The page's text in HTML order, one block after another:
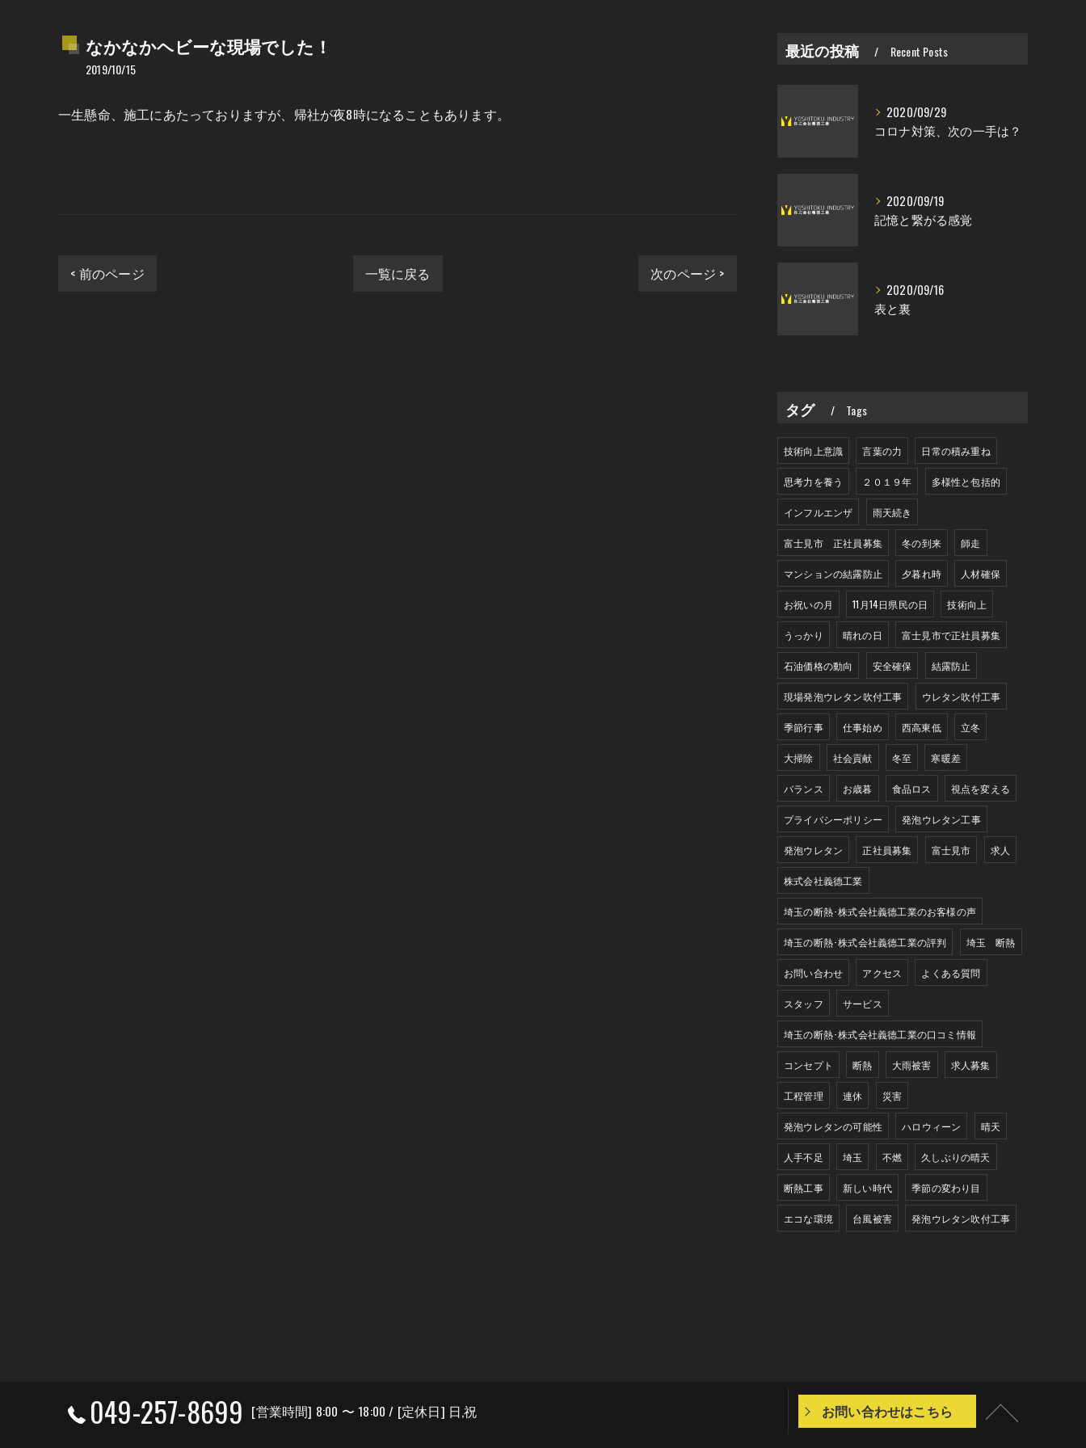
なかなかヘビーな現場でした！
2019/10/15
一生懸命、施工にあたっておりますが、帰社が夜8時になることもあります。
< 前のページ 一覧に戻る 次のページ >
最近の投稿 Recent Posts
2020/09/29
コロナ対策、次の一手は？
2020/09/19
記憶と繋がる感覚
2020/09/16
表と裏
タグ Tags
技術向上意識 言葉の力 日常の積み重ね
思考力を養う ２０１９年 多様性と包括的
インフルエンザ 雨天続き
富士見市 正社員募集 冬の到来 師走
マンションの結露防止 夕暮れ時 人材確保
お祝いの月 11月14日県民の日 技術向上
うっかり 晴れの日 富士見市で正社員募集
石油価格の動向 安全確保 結露防止
現場発泡ウレタン吹付工事 ウレタン吹付工事
季節行事 仕事始め 西高東低 立冬
大掃除 社会貢献 冬至 寒暖差
バランス お歳暮 食品ロス 視点を変える
プライバシーポリシー 発泡ウレタン工事
発泡ウレタン 正社員募集 富士見市 求人
株式会社義德工業
埼玉の断熱･株式会社義德工業のお客様の声
埼玉の断熱･株式会社義德工業の評判 埼玉 断熱
お問い合わせ アクセス よくある質問
スタッフ サービス
埼玉の断熱･株式会社義德工業の口コミ情報
コンセプト 断熱 大雨被害 求人募集
工程管理 連休 災害
発泡ウレタンの可能性 ハロウィーン 晴天
人手不足 埼玉 不燃 久しぶりの晴天
断熱工事 新しい時代 季節の変わり目
エコな環境 台風被害 発泡ウレタン吹付工事
049-257-8699 [営業時間] 8:00 〜 18:00 / [定休日] 日,祝 お問い合わせはこちら